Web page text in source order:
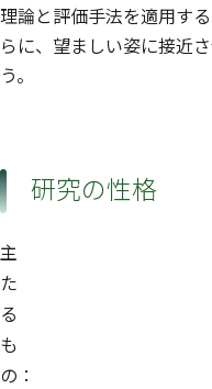
理論と評価手法を適用す
らに、望ましい姿に接近
う。
研究の性格
主
た
る
も
の：